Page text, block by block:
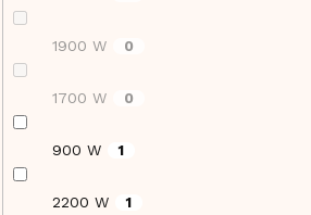
1900 W 0
1700 W 0
900 W 1
2200 W 1